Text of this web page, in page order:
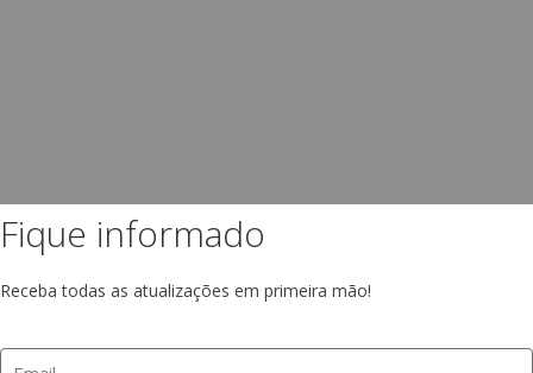
Fique informado
Receba todas as atualizações em primeira mão!